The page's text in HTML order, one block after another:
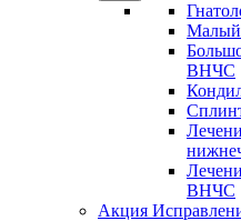
Малый
ВНЧС
ВНЧС
Акция